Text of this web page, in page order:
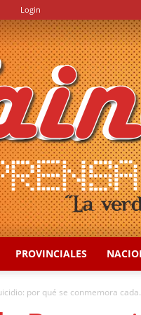
Login
PROVINCIALES
por qué se conmemora